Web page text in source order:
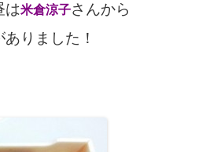
は米倉涼子さんから
りました！